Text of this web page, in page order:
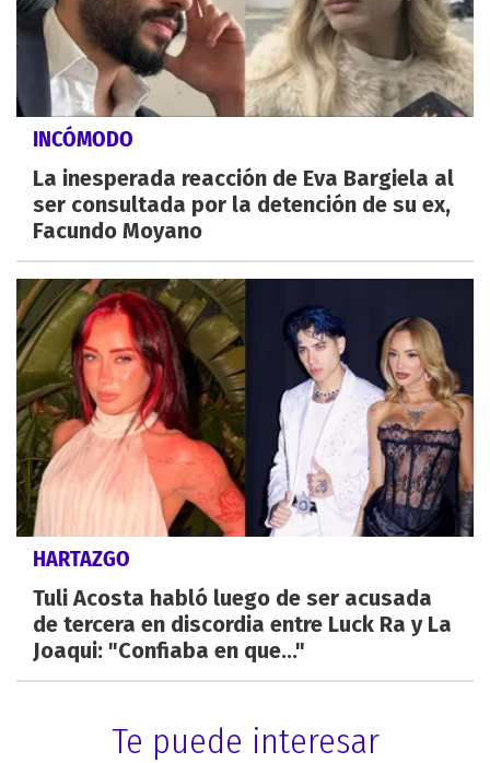
INCÓMODO
La inesperada reacción de Eva Bargiela al
ser consultada por la detención de su ex,
Facundo Moyano
HARTAZGO
Tuli Acosta habló luego de ser acusada
de tercera en discordia entre Luck Ra y La
Joaqui: "Confiaba en que..."
Te puede interesar